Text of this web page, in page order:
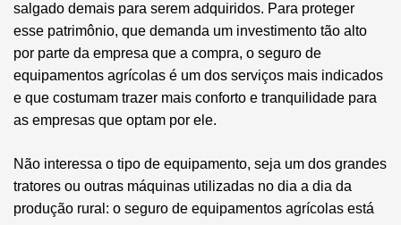
salgado demais para serem adquiridos. Para proteger
esse patrimônio, que demanda um investimento tão alto
por parte da empresa que a compra, o seguro de
equipamentos agrícolas é um dos serviços mais indicados
e que costumam trazer mais conforto e tranquilidade para
as empresas que optam por ele.
Não interessa o tipo de equipamento, seja um dos grandes
tratores ou outras máquinas utilizadas no dia a dia da
produção rural: o seguro de equipamentos agrícolas está